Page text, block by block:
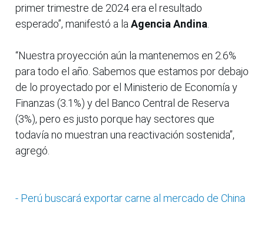
primer trimestre de 2024 era el resultado
esperado”, manifestó a la Agencia Andina
“Nuestra proyección aún la mantenemos en 2.6%
para todo el año. Sabemos que estamos por debajo
de lo proyectado por el Ministerio de Economía y
Finanzas (3.1%) y del Banco Central de Reserva
(3%), pero es justo porque hay sectores que
todavía no muestran una reactivación sostenida”,
agregó.
- Perú buscará exportar carne al mercado de China